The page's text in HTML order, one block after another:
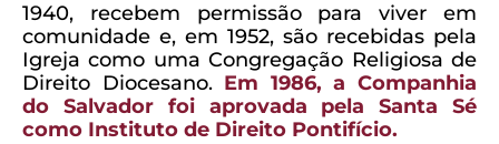
1940, recebem permissão para viver em
comunidade e, em 1952, são recebidas pela
Igreja como uma Congregação Religiosa de
Direito Diocesano. Em 1986, a Companhia
do Salvador foi aprovada pela Santa Sé
como Instituto de Direito Pontifício.